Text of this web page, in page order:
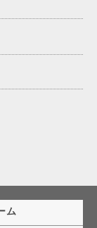
ム